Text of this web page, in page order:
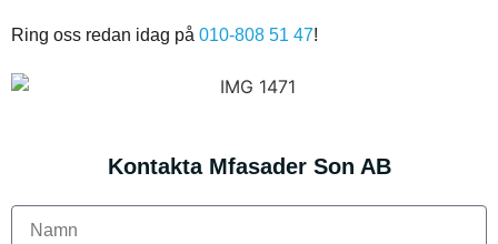
Ring oss redan idag på 010-808 51 47!
Kontakta Mfasader Son AB